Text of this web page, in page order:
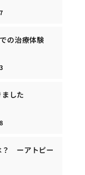
の治療体験
した
？ ーアトピー